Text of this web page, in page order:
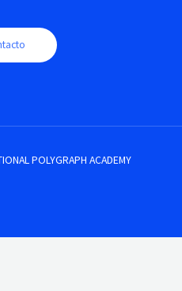
POLYGRAPH ACADEMY